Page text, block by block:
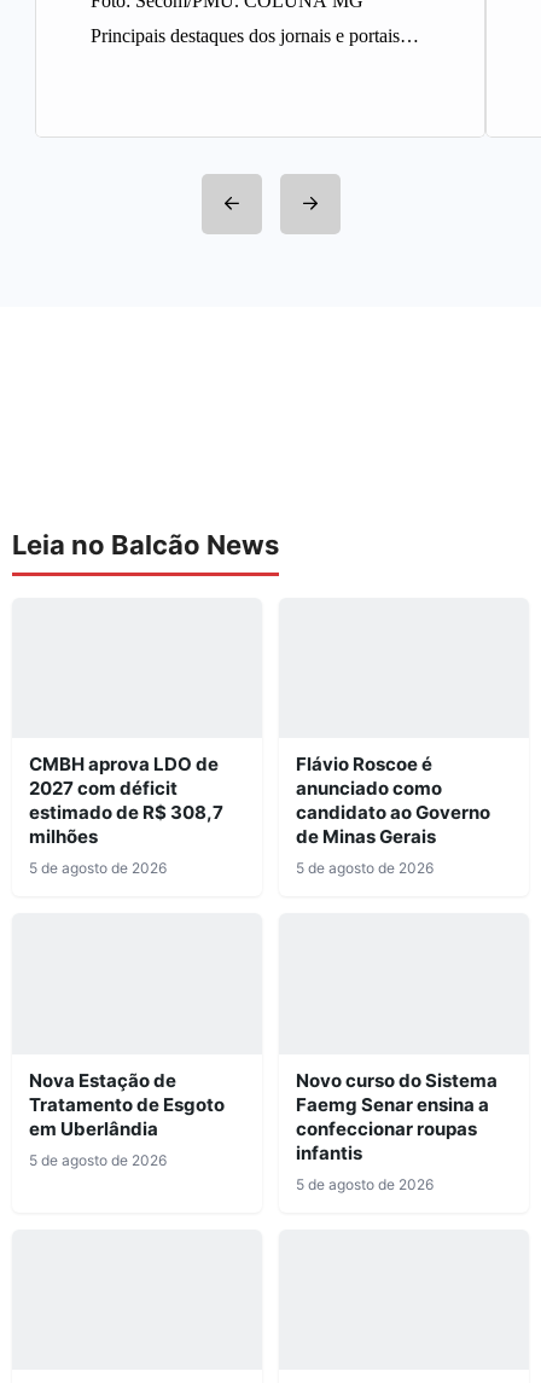
Principais destaques dos jornais e portais
Leia no Balcão News
CMBH aprova LDO de
2027 com déficit
estimado de R$ 308,7
milhões
5 de agosto de 2026
Flávio Roscoe é
anunciado como
candidato ao Governo
de Minas Gerais
5 de agosto de 2026
Nova Estação de
Tratamento de Esgoto
em Uberlândia
5 de agosto de 2026
Novo curso do Sistema
Faemg Senar ensina a
confeccionar roupas
infantis
5 de agosto de 2026